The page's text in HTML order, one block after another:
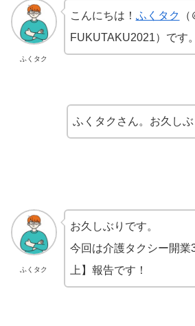
ふくタク
こんにちは！ ふくタク （
FUKUTAKU2021）です。
ふくタクさん。お久しぶ
ふくタク
お久しぶりです。
今回は介護タクシー開業
上】報告です！